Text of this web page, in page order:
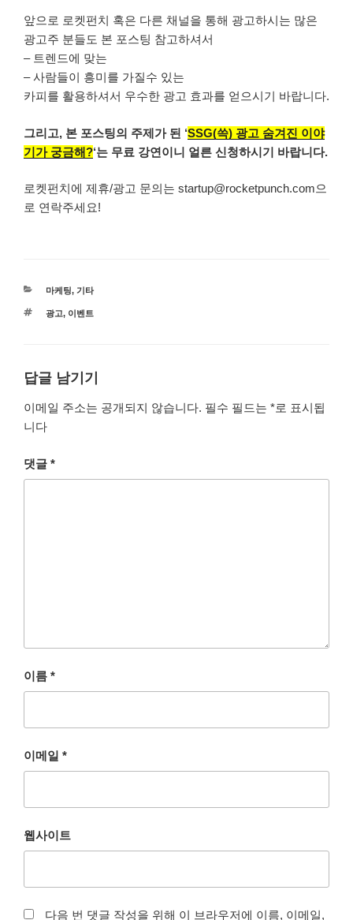
앞으로 로켓펀치 혹은 다른 채널을 통해 광고하시는 많은
광고주 분들도 본 포스팅 참고하셔서
– 트렌드에 맞는
– 사람들이 흥미를 가질수 있는
카피를 활용하셔서 우수한 광고 효과를 얻으시기 바랍니다.
그리고, 본 포스팅의 주제가 된 ‘SSG(쓱) 광고 숨겨진 이야
기가 궁금해?‘는 무료 강연이니 얼른 신청하시기 바랍니다.
로켓펀치에 제휴/광고 문의는 startup@rocketpunch.com으
로 연락주세요!
카
고
마케팅, 기타
태
광고, 이벤트
답글 남기기
이메일 주소는 공개되지 않습니다. 필수 필드는 *로 표시됩
니다
댓글 *
이름 *
이메일 *
웹사이트
다음 번 댓글 작성을 위해 이 브라우저에 이름, 이메일,